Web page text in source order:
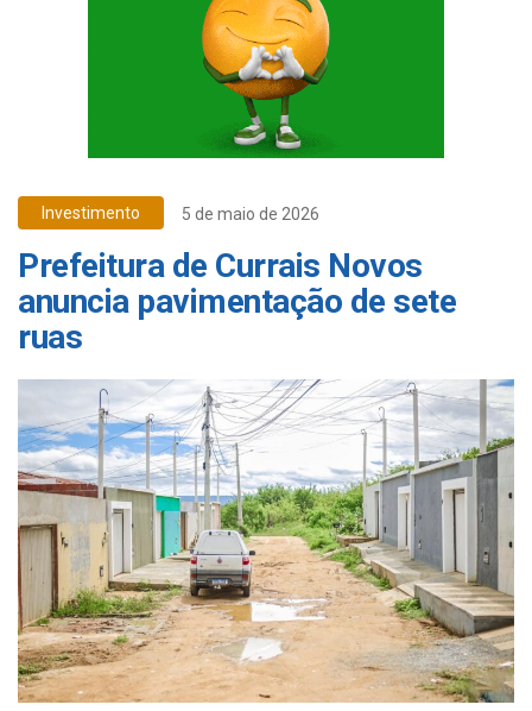
Investimento 5 de maio de 2026
Prefeitura de Currais Novos
anuncia pavimentação de sete
ruas